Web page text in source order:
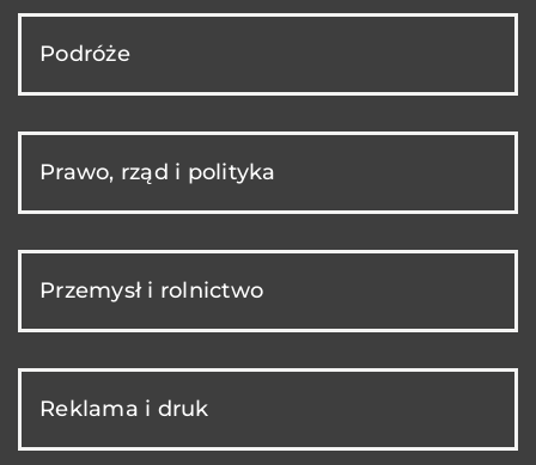
Podróże
Prawo, rząd i polityka
Przemysł i rolnictwo
Reklama i druk